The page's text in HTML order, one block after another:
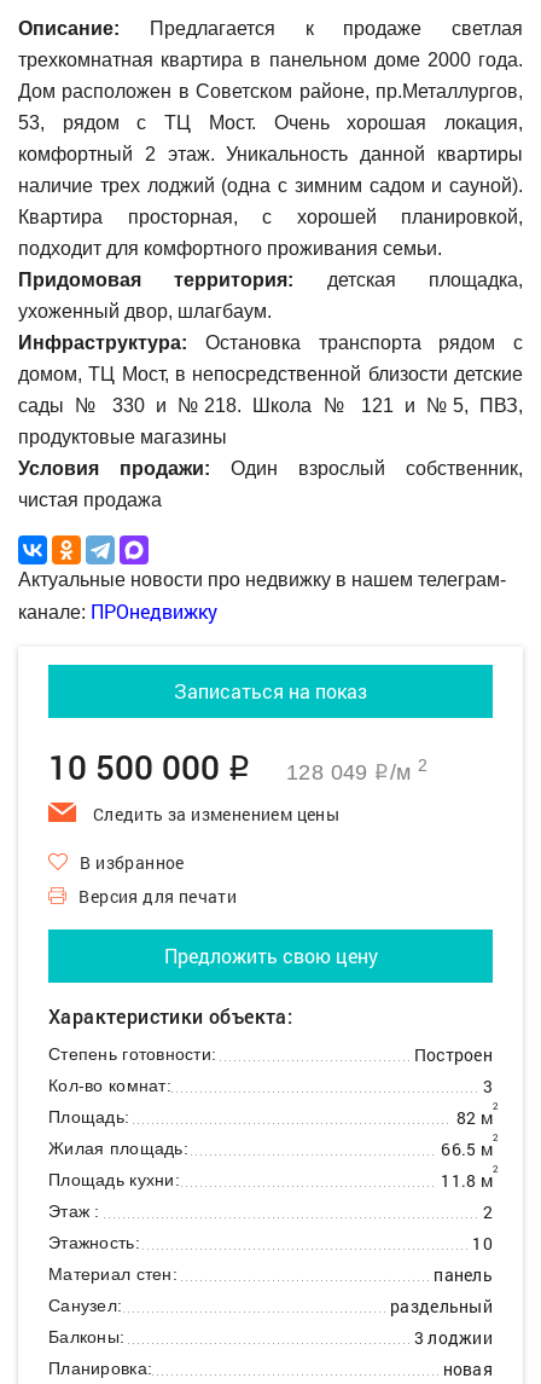
Описание: Предлагается к продаже светлая
трехкомнатная квартира в панельном доме 2000 года.
Дом расположен в Советском районе, пр.Металлургов,
53, рядом с ТЦ Мост. Очень хорошая локация,
комфортный 2 этаж. Уникальность данной квартиры
наличие трех лоджий (одна с зимним садом и сауной).
Квартира просторная, с хорошей планировкой,
подходит для комфортного проживания семьи.
Придомовая территория: детская площадка,
ухоженный двор, шлагбаум.
Инфраструктура: Остановка транспорта рядом с
домом, ТЦ Мост, в непосредственной близости детские
сады № 330 и №218. Школа № 121 и №5, ПВЗ,
продуктовые магазины
Условия продажи: Один взрослый собственник,
чистая продажа
Актуальные новости про недвижку в нашем телеграм-
канале: ПРОнедвижку
Записаться на показ
10 500 000 q 128 049 q/м 2
Следить за изменением цены
В избранное
Версия для печати
Предложить свою цену
Характеристики объекта:
Степень готовности: Построен
Кол-во комнат: 3
Площадь: 82 м2
Жилая площадь: 66.5 м2
Площадь кухни: 11.8 м2
Этаж : 2
Этажность: 10
Материал стен: панель
Санузел: раздельный
Балконы: 3 лоджии
Планировка: новая